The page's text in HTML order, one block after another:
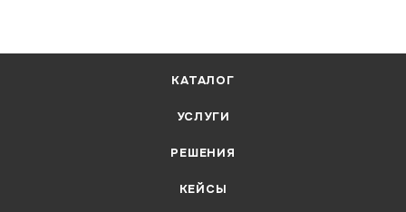
КАТАЛОГ
УСЛУГИ
РЕШЕНИЯ
КЕЙСЫ